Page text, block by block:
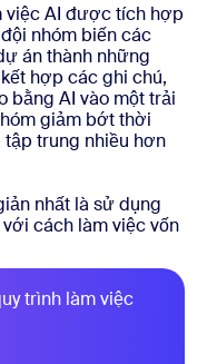
việc AI được tích hợp
nhóm biến các
án thành những
hợp các ghi chú,
bằng AI vào một trải
giảm bớt thời
trung nhiều hơn
nhất là sử dụng
cách làm việc vốn
trình làm việc